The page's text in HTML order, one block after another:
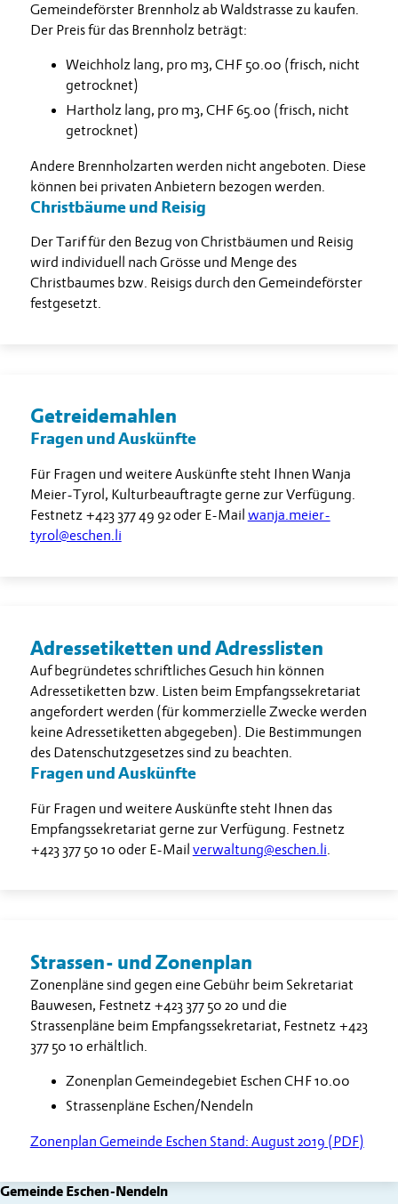
Gemeindeförster Brennholz ab Waldstrasse zu kaufen.
Der Preis für das Brennholz beträgt:
Weichholz lang, pro m3, CHF 50.00 (frisch, nicht
getrocknet)
Hartholz lang, pro m3, CHF 65.00 (frisch, nicht
getrocknet)
Andere Brennholzarten werden nicht angeboten. Diese
können bei privaten Anbietern bezogen werden.
Christbäume und Reisig
Der Tarif für den Bezug von Christbäumen und Reisig
wird individuell nach Grösse und Menge des
Christbaumes bzw. Reisigs durch den Gemeindeförster
festgesetzt.
Getreidemahlen
Fragen und Auskünfte
Für Fragen und weitere Auskünfte steht Ihnen Wanja
Meier-Tyrol, Kulturbeauftragte gerne zur Verfügung.
Festnetz +423 377 49 92oder E-Mail wanja.meier-
tyrol@eschen.li
Adressetiketten und Adresslisten
Auf begründetes schriftliches Gesuch hin können
Adressetiketten bzw. Listen beim Empfangssekretariat
angefordert werden (für kommerzielle Zwecke werden
keine Adressetiketten abgegeben). Die Bestimmungen
des Datenschutzgesetzes sind zu beachten.
Fragen und Auskünfte
Für Fragen und weitere Auskünfte steht Ihnen das
Empfangssekretariat gerne zur Verfügung. Festnetz
+423 377 50 10 oder E-Mail verwaltung@eschen.li.
Strassen- und Zonenplan
Zonenpläne sind gegen eine Gebühr beim Sekretariat
Bauwesen, Festnetz +423 377 50 20 und die
Strassenpläne beim Empfangssekretariat, Festnetz +423
377 50 10 erhältlich.
Zonenplan Gemeindegebiet Eschen CHF 10.00
Strassenpläne Eschen/Nendeln
Zonenplan Gemeinde Eschen Stand: August 2019 (PDF)
Gemeinde Eschen-Nendeln